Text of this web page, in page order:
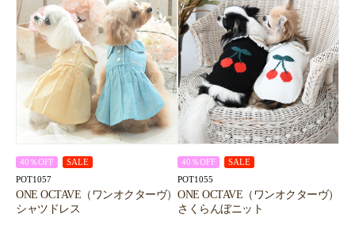
40％OFF SALE
POT1057
ONE OCTAVE（ワンオクターヴ）
シャツドレス
40％OFF SALE
POT1055
ONE OCTAVE（ワンオクターヴ）
さくらんぼニット